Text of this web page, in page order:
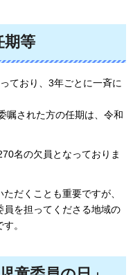
期等
ており、3年ごとに一斉に
嘱された方の任期は、令和
名の欠員となっておりま
だくことも重要ですが、
員を担ってくださる地域の
。